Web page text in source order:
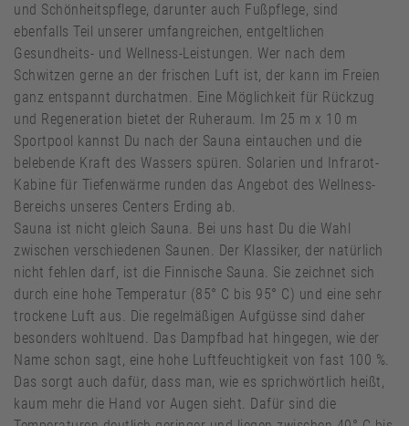
und Schönheitspflege, darunter auch Fußpflege, sind
ebenfalls Teil unserer umfangreichen, entgeltlichen
Gesundheits- und Wellness-Leistungen. Wer nach dem
Schwitzen gerne an der frischen Luft ist, der kann im Freien
ganz entspannt durchatmen. Eine Möglichkeit für Rückzug
und Regeneration bietet der Ruheraum. Im 25 m x 10 m
Sportpool kannst Du nach der Sauna eintauchen und die
belebende Kraft des Wassers spüren. Solarien und Infrarot-
Kabine für Tiefenwärme runden das Angebot des Wellness-
Bereichs unseres Centers Erding ab.
Sauna ist nicht gleich Sauna. Bei uns hast Du die Wahl
zwischen verschiedenen Saunen. Der Klassiker, der natürlich
nicht fehlen darf, ist die Finnische Sauna. Sie zeichnet sich
durch eine hohe Temperatur (85° C bis 95° C) und eine sehr
trockene Luft aus. Die regelmäßigen Aufgüsse sind daher
besonders wohltuend. Das Dampfbad hat hingegen, wie der
Name schon sagt, eine hohe Luftfeuchtigkeit von fast 100 %.
Das sorgt auch dafür, dass man, wie es sprichwörtlich heißt,
kaum mehr die Hand vor Augen sieht. Dafür sind die